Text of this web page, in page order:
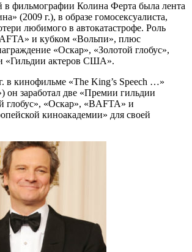
в фильмографии Колина Ферта была лента
(2009 г.), в образе гомосексуалиста,
любимого в автокатастрофе. Роль
и кубком «Вольпи», плюс
«Оскар», «Золотой глобус»,
«Гильдии актеров США».
в кинофильме «The King’s Speech …»
он заработал две «Премии гильдии
глобус», «Оскар», «BAFTA» и
киноакадемии» для своей